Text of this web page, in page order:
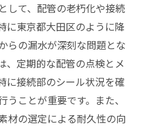
して、配管の老朽化や接続
に東京都大田区のように降
らの漏水が深刻な問題とな
、定期的な配管の点検とメ
に接続部のシール状況を確
ことが重要です。また、
材の選定による耐久性の向